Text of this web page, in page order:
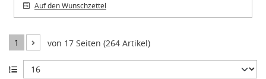
Auf den Wunschzettel
1 von 17 Seiten (264 Artikel)